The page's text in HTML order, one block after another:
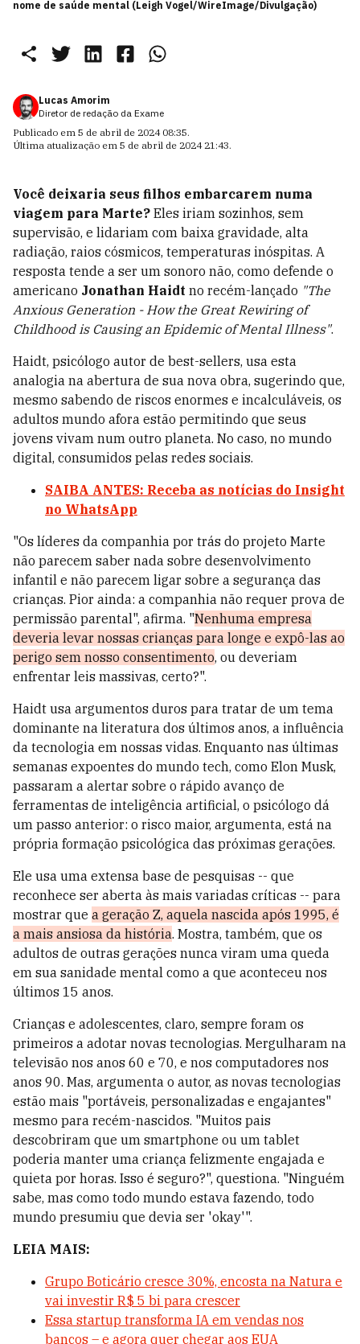
nome de saúde mental (Leigh Vogel/WireImage/Divulgação)
Lucas Amorim
Diretor de redação da Exame
Publicado em 5 de abril de 2024 08:35.
Última atualização em 5 de abril de 2024 21:43.
Você deixaria seus filhos embarcarem numa
viagem para Marte? Eles iriam sozinhos, sem
supervisão, e lidariam com baixa gravidade, alta
radiação, raios cósmicos, temperaturas inóspitas. A
resposta tende a ser um sonoro não, como defende o
americano Jonathan Haidt no recém-lançado "The
Anxious Generation - How the Great Rewiring of
Childhood is Causing an Epidemic of Mental Illness".
Haidt, psicólogo autor de best-sellers, usa esta
analogia na abertura de sua nova obra, sugerindo que,
mesmo sabendo de riscos enormes e incalculáveis, os
adultos mundo afora estão permitindo que seus
jovens vivam num outro planeta. No caso, no mundo
digital, consumidos pelas redes sociais.
SAIBA ANTES: Receba as notícias do Insight
no WhatsApp
"Os líderes da companhia por trás do projeto Marte
não parecem saber nada sobre desenvolvimento
infantil e não parecem ligar sobre a segurança das
crianças. Pior ainda: a companhia não requer prova de
permissão parental", afirma. "Nenhuma empresa
deveria levar nossas crianças para longe e expô-las ao
perigo sem nosso consentimento, ou deveriam
enfrentar leis massivas, certo?".
Haidt usa argumentos duros para tratar de um tema
dominante na literatura dos últimos anos, a influência
da tecnologia em nossas vidas. Enquanto nas últimas
semanas expoentes do mundo tech, como Elon Musk,
passaram a alertar sobre o rápido avanço de
ferramentas de inteligência artificial, o psicólogo dá
um passo anterior: o risco maior, argumenta, está na
própria formação psicológica das próximas gerações.
Ele usa uma extensa base de pesquisas -- que
reconhece ser aberta às mais variadas críticas -- para
mostrar que a geração Z, aquela nascida após 1995, é
a mais ansiosa da história. Mostra, também, que os
adultos de outras gerações nunca viram uma queda
em sua sanidade mental como a que aconteceu nos
últimos 15 anos.
Crianças e adolescentes, claro, sempre foram os
primeiros a adotar novas tecnologias. Mergulharam na
televisão nos anos 60 e 70, e nos computadores nos
anos 90. Mas, argumenta o autor, as novas tecnologias
estão mais "portáveis, personalizadas e engajantes"
mesmo para recém-nascidos. "Muitos pais
descobriram que um smartphone ou um tablet
poderia manter uma criança felizmente engajada e
quieta por horas. Isso é seguro?", questiona. "Ninguém
sabe, mas como todo mundo estava fazendo, todo
mundo presumiu que devia ser 'okay'".
LEIA MAIS:
Grupo Boticário cresce 30%, encosta na Natura e
vai investir R$ 5 bi para crescer
Essa startup transforma IA em vendas nos
bancos – e agora quer chegar aos EUA